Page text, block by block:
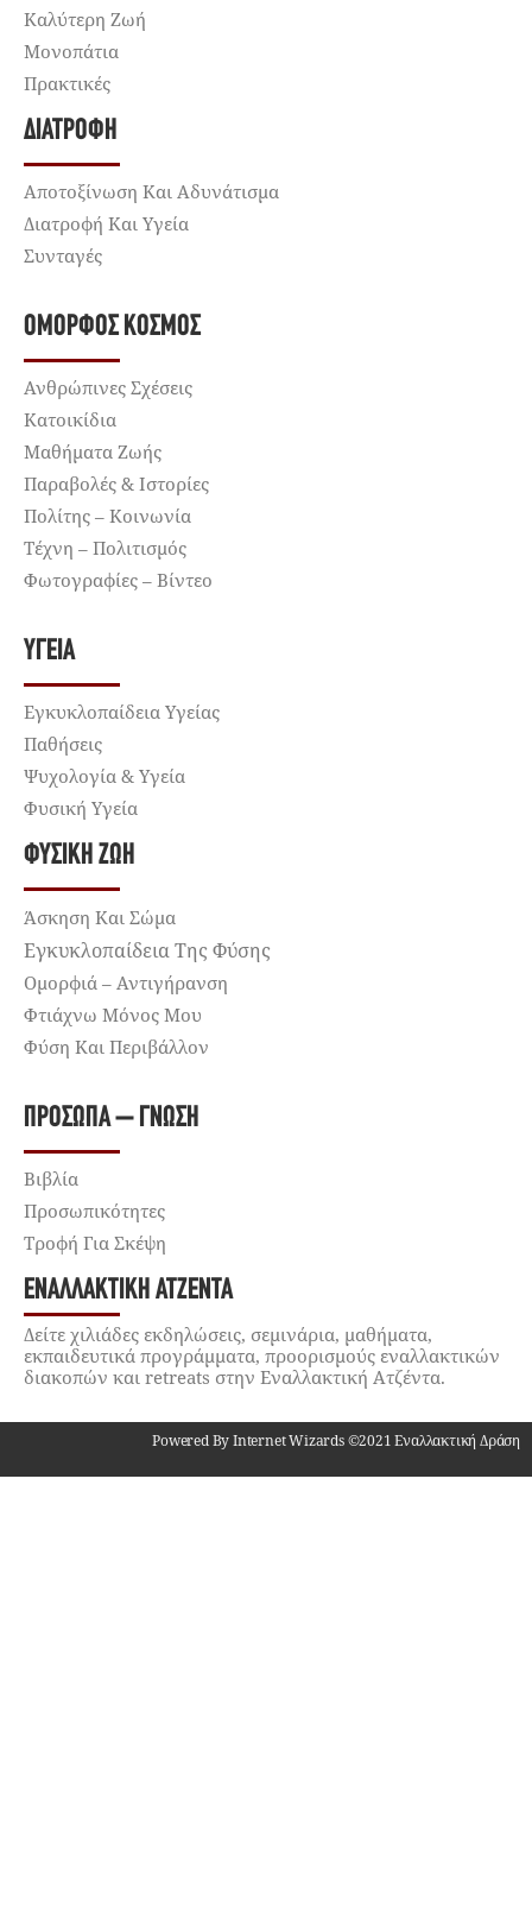
Καλύτερη Ζωή
Μονοπάτια
Πρακτικές
ΔΙΑΤΡΟΦΉ
Αποτοξίνωση Και Αδυνάτισμα
Διατροφή Και Υγεία
Συνταγές
ΌΜΟΡΦΟΣ ΚΌΣΜΟΣ
Ανθρώπινες Σχέσεις
Κατοικίδια
Μαθήματα Ζωής
Παραβολές & Ιστορίες
Πολίτης – Κοινωνία
Τέχνη – Πολιτισμός
Φωτογραφίες – Βίντεο
ΥΓΕΊΑ
Εγκυκλοπαίδεια Υγείας
Παθήσεις
Ψυχολογία & Υγεία
Φυσική Υγεία
ΦΥΣΙΚΉ ΖΩΉ
Άσκηση Και Σώμα
Εγκυκλοπαίδεια Της Φύσης
Ομορφιά – Αντιγήρανση
Φτιάχνω Μόνος Μου
Φύση Και Περιβάλλον
ΠΡΌΣΩΠΑ – ΓΝΏΣΗ
Βιβλία
Προσωπικότητες
Τροφή Για Σκέψη
ΕΝΑΛΛΑΚΤΙΚΉ ΑΤΖΈΝΤΑ
Δείτε χιλιάδες εκδηλώσεις, σεμινάρια, μαθήματα,
εκπαιδευτικά προγράμματα, προορισμούς εναλλακτικών
διακοπών και retreats στην Εναλλακτική Ατζέντα.
Powered By Internet Wizards ©2021 Εναλλακτική Δράση